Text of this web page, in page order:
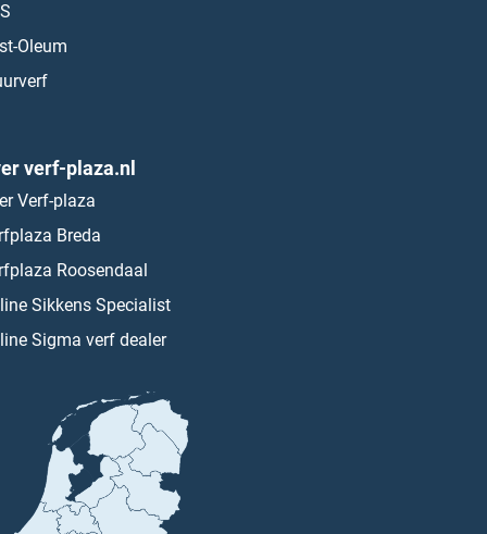
Oleum
verf-plaza.nl
Verf-plaza
Breda
Roosendaal
Sikkens Specialist
Sigma verf dealer